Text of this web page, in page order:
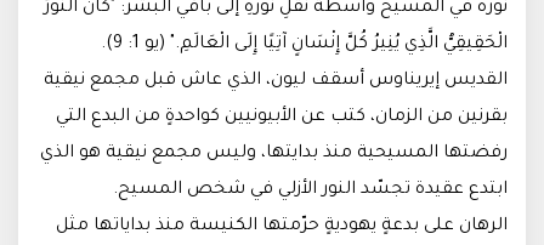
نوره في المسيح واسطة نقلِ نورهِ إلى باقي البشر: "كَانَ النُّورُ
الْحَقِيقِيُّ الَّذِي يُنِيرُ كُلَّ إِنْسَانٍ آتِيًا إِلَى الْعَالَمِ." (يو 1: 9).
القديس إيريناوس أسقف ليون، الذي عاش قبل مجمع نيقية
بقرنين من الزمان، كتب عن الأبيونيين كواحدةٍ من البدع التي
رفضتها المسيحية منذ بدايتها، وليس مجمع نيقية هو الذي
ابتدع عقيدة تجسّد النور الأزلي في شخص المسيح.
الرهان على بدعةٍ يهوديةٍ حرّمتها الكنيسة منذ بداياتها مثل